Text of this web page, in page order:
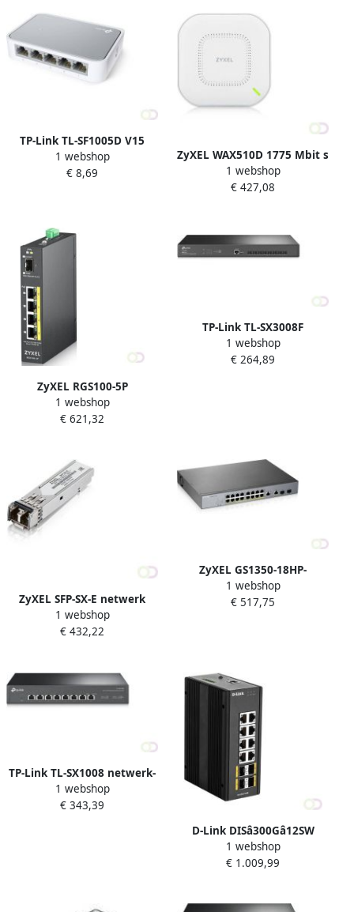
TP-Link TL-SF1005D V15
netwerk-switch Managed
Fast Ethernet (10 100) Wit
1 webshop
€ 8,69
ZyXEL WAX510D 1775 Mbit s
Wit Power over Ethernet
(PoE) (WAX510D-EU0101F)
1 webshop
€ 427,08
ZyXEL RGS100-5P
Unmanaged L2 Gigabit
Ethernet (10 100 1000)
1 webshop
€ 621,32
TP-Link TL-SX3008F
netwerk-switch Managed
L2 Geen Zwart (TL-SX3008F)
1 webshop
€ 264,89
ZyXEL SFP-SX-E netwerk
transceiver module Vezel-
optiek 1000 Mbit s 850 nm
1 webshop
€ 432,22
ZyXEL GS1350-18HP-
EU0101F netwerk-switch
Managed L2 Gigabit
1 webshop
€ 517,75
TP-Link TL-SX1008 netwerk-
switch Unmanaged 10G
Ethernet (100 1000 10000)
1 webshop
€ 343,39
D-Link DISâ300Gâ12SW
Managed L2 Gigabit
Ethernet (10 100 1000)
1 webshop
€ 1.009,99